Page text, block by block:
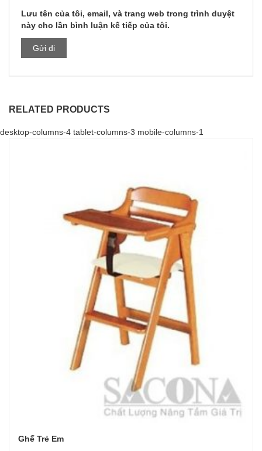
Lưu tên của tôi, email, và trang web trong trình duyệt
này cho lần bình luận kế tiếp của tôi.
RELATED PRODUCTS
desktop-columns-4 tablet-columns-3 mobile-columns-1
Ghế Trẻ Em